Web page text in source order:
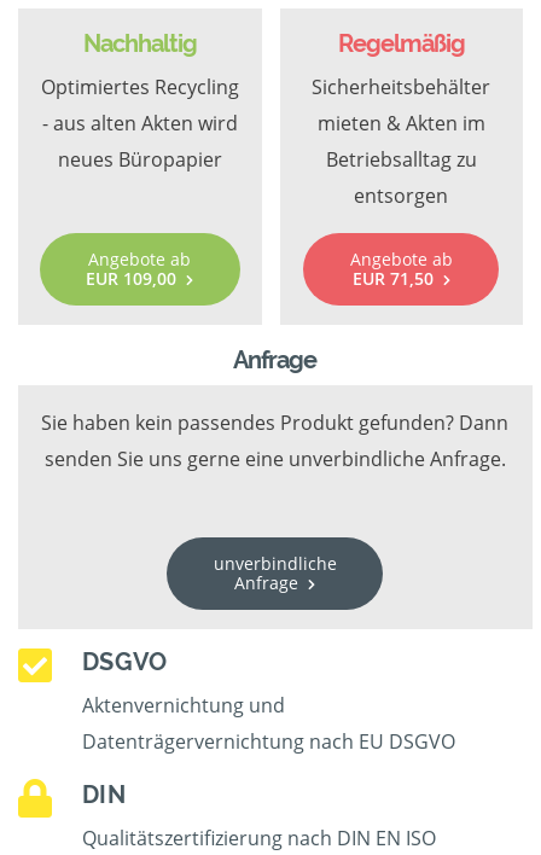
Nachhaltig
Optimiertes Recycling
- aus alten Akten wird
neues Büropapier
Angebote ab
EUR 109,00
Regelmäßig
Sicherheitsbehälter
mieten & Akten im
Betriebsalltag zu
entsorgen
Angebote ab
EUR 71,50
Anfrage
Sie haben kein passendes Produkt gefunden? Dann
senden Sie uns gerne eine unverbindliche Anfrage.
unverbindliche
Anfrage
DSGVO
Aktenvernichtung und
Datenträgervernichtung nach EU DSGVO
DIN
Qualitätszertifizierung nach DIN EN ISO